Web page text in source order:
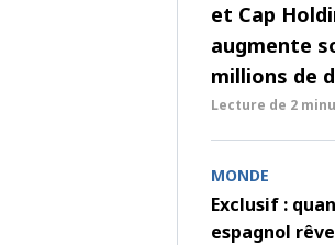
et Cap
augmente
millions de
Lecture de 2
MONDE
Exclusif :
espagnol